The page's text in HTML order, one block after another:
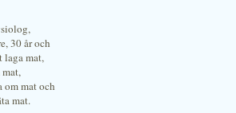
30 år och
laga mat,
om mat och
mat.